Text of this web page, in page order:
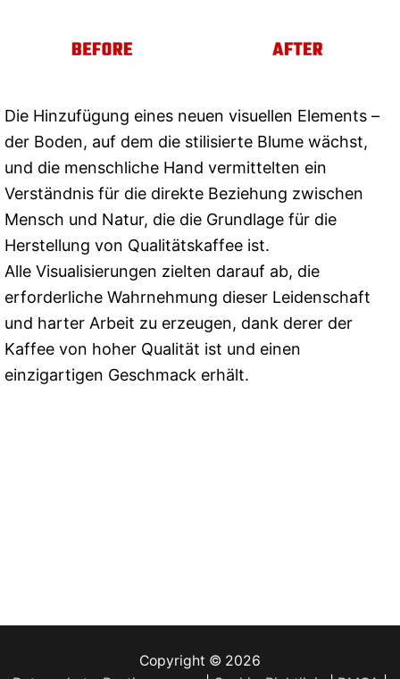
Die Hinzufügung eines neuen visuellen Elements –
der Boden, auf dem die stilisierte Blume wächst,
und die menschliche Hand vermittelten ein
Verständnis für die direkte Beziehung zwischen
Mensch und Natur, die die Grundlage für die
Herstellung von Qualitätskaffee ist.
Alle Visualisierungen zielten darauf ab, die
erforderliche Wahrnehmung dieser Leidenschaft
und harter Arbeit zu erzeugen, dank derer der
Kaffee von hoher Qualität ist und einen
einzigartigen Geschmack erhält.
Copyright © 2026